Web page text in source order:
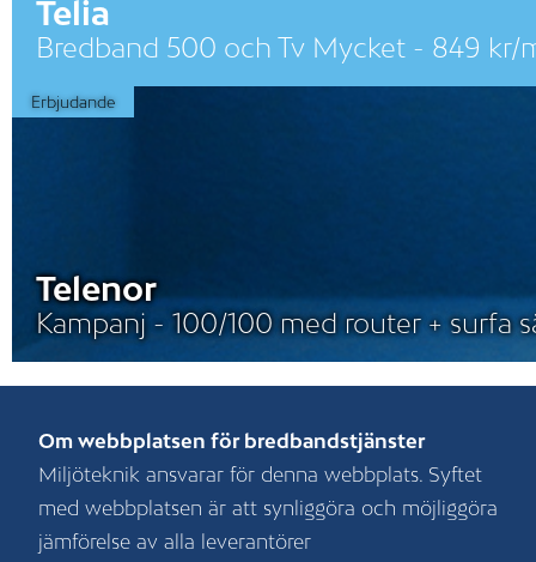
Telia
Bredband 500 och Tv Mycket - 849 kr/
Erbjudande
Telenor
Kampanj - 100/100 med router + surfa
Om webbplatsen för bredbandstjänster
Miljöteknik ansvarar för denna webbplats. Syftet
med webbplatsen är att synliggöra och möjliggöra
jämförelse av alla leverantörer